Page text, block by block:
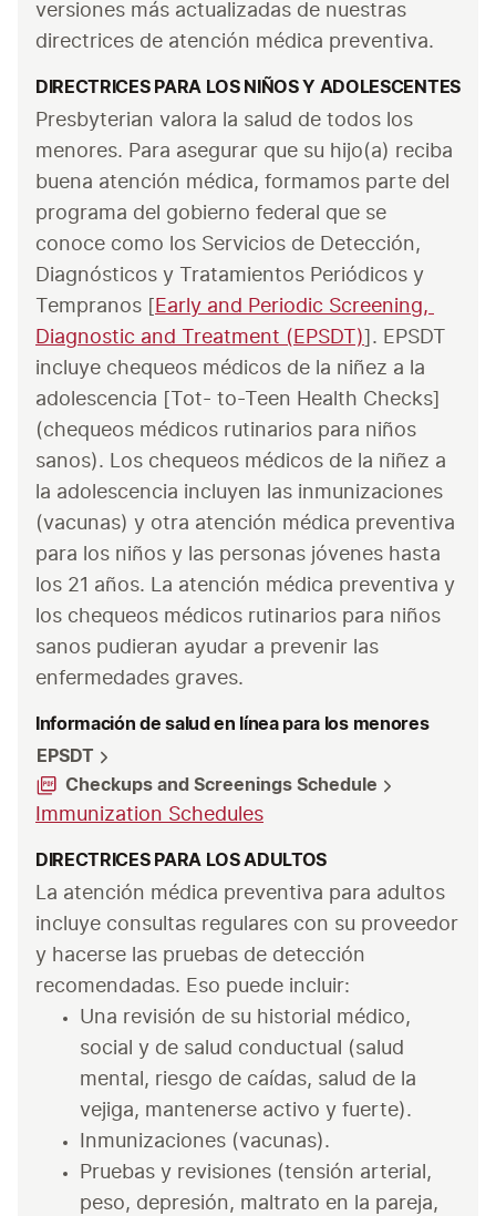
versiones más actualizadas de nuestras
directrices de atención médica preventiva.
DIRECTRICES PARA LOS NIÑOS Y ADOLESCENTES
Presbyterian valora la salud de todos los
menores. Para asegurar que su hijo(a) reciba
buena atención médica, formamos parte del
programa del gobierno federal que se
conoce como los Servicios de Detección,
Diagnósticos y Tratamientos Periódicos y
Tempranos [
Early and Periodic Screening,
Diagnostic and Treatment (EPSDT) ]. EPSDT
incluye chequeos médicos de la niñez a la
adolescencia [Tot- to-Teen Health Checks]
(chequeos médicos rutinarios para niños
sanos). Los chequeos médicos de la niñez a
la adolescencia incluyen las inmunizaciones
(vacunas) y otra atención médica preventiva
para los niños y las personas jóvenes hasta
los 21 años. La atención médica preventiva y
los chequeos médicos rutinarios para niños
sanos pudieran ayudar a prevenir las
enfermedades graves.
Información de salud en línea para los menores
EPSDT
Checkups and Screenings Schedule
Immunization Schedules
DIRECTRICES PARA LOS ADULTOS
La atención médica preventiva para adultos
incluye consultas regulares con su proveedor
y hacerse las pruebas de detección
recomendadas. Eso puede incluir:
Una revisión de su historial médico,
social y de salud conductual (salud
mental, riesgo de caídas, salud de la
vejiga, mantenerse activo y fuerte).
Inmunizaciones (vacunas).
Pruebas y revisiones (tensión arterial,
peso, depresión, maltrato en la pareja,